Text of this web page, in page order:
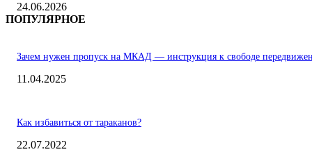
24.06.2026
ПОПУЛЯРНОЕ
Зачем нужен пропуск на МКАД — инструкция к свободе
11.04.2025
Как избавиться от тараканов?
22.07.2022